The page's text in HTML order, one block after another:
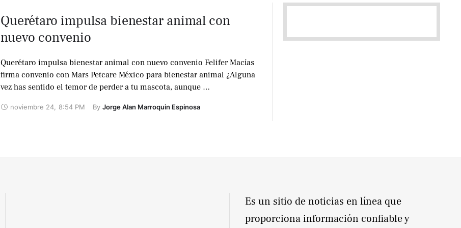
Querétaro impulsa bienestar animal con
nuevo convenio
Querétaro impulsa bienestar animal con nuevo convenio Felifer Macías
firma convenio con Mars Petcare México para bienestar animal ¿Alguna
vez has sentido el temor de perder a tu mascota, aunque …
noviembre 24, 8:54 PM By Jorge Alan Marroquin Espinosa
Es un sitio de noticias en línea que
proporciona información confiable y